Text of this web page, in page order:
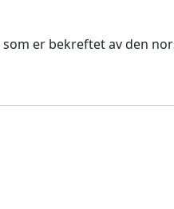
er bekreftet av den